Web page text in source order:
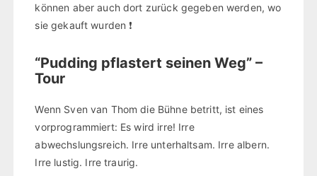
können aber auch dort zurück gegeben werden, wo
sie gekauft wurden ❗
“Pudding pflastert seinen Weg” –
Tour
Wenn Sven van Thom die Bühne betritt, ist eines
vorprogrammiert: Es wird irre! Irre
abwechslungsreich. Irre unterhaltsam. Irre albern.
Irre lustig. Irre traurig.